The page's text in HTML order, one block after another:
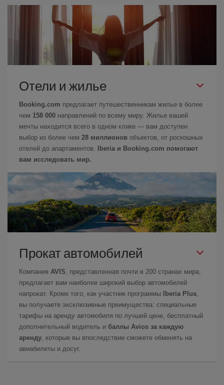
Отели и жилье
Booking.com предлагает путешественникам жилье в более
чем 158 000 направлений по всему миру. Жилье вашей
мечты находится всего в одном клике — вам доступен
выбор из более чем 28 миллионов объектов, от роскошных
отелей до апартаментов.
Iberia и Booking.com помогают
вам исследовать мир.
Прокат автомобилей
Компания AVIS , представленная почти в 200 странах мира,
предлагает вам наиболее широкий выбор автомобилей
напрокат. Кроме того, как участник программы
Iberia Plus
вы получаете эксклюзивные преимущества: специальные
тарифы на аренду автомобиля по лучшей цене, бесплатный
дополнительный водитель и баллы Avios за каждую
аренду , которые вы впоследствии сможете обменять на
авиабилеты и досуг.